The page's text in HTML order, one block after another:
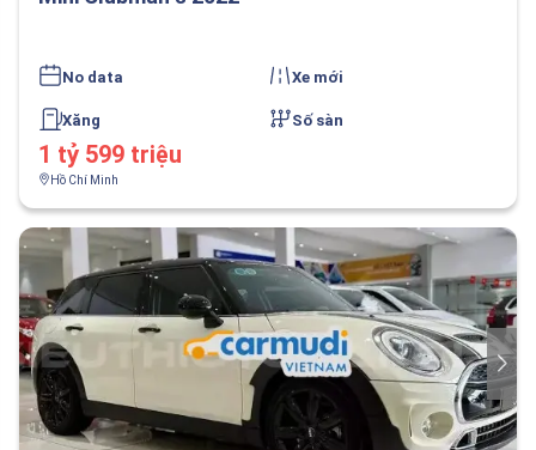
No data Xe mới
Xăng Số sàn
1 tỷ 599 triệu
Hồ Chí Minh